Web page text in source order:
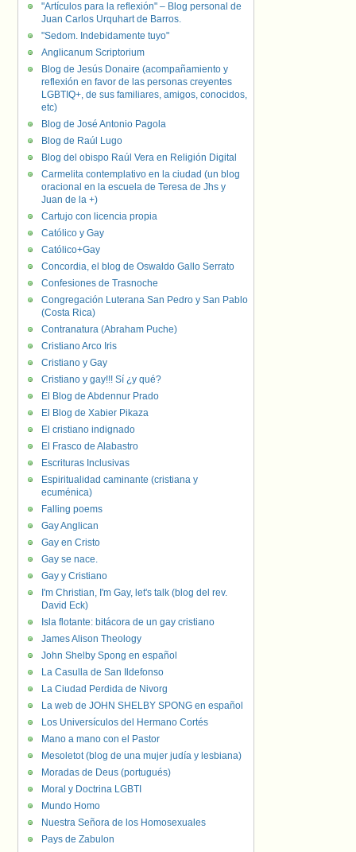
"Artículos para la reflexión" – Blog personal de
Juan Carlos Urquhart de Barros.
"Sedom. Indebidamente tuyo"
Anglicanum Scriptorium
Blog de Jesús Donaire (acompañamiento y
reflexión en favor de las personas creyentes
LGBTIQ+, de sus familiares, amigos, conocidos,
etc)
Blog de José Antonio Pagola
Blog de Raúl Lugo
Blog del obispo Raúl Vera en Religión Digital
Carmelita contemplativo en la ciudad (un blog
oracional en la escuela de Teresa de Jhs y
Juan de la +)
Cartujo con licencia propia
Católico y Gay
Católico+Gay
Concordia, el blog de Oswaldo Gallo Serrato
Confesiones de Trasnoche
Congregación Luterana San Pedro y San Pablo
(Costa Rica)
Contranatura (Abraham Puche)
Cristiano Arco Iris
Cristiano y Gay
Cristiano y gay!!! Sí ¿y qué?
El Blog de Abdennur Prado
El Blog de Xabier Pikaza
El cristiano indignado
El Frasco de Alabastro
Escrituras Inclusivas
Espiritualidad caminante (cristiana y
ecuménica)
Falling poems
Gay Anglican
Gay en Cristo
Gay se nace.
Gay y Cristiano
I'm Christian, I'm Gay, let's talk (blog del rev.
David Eck)
Isla flotante: bitácora de un gay cristiano
James Alison Theology
John Shelby Spong en español
La Casulla de San Ildefonso
La Ciudad Perdida de Nivorg
La web de JOHN SHELBY SPONG en español
Los Universículos del Hermano Cortés
Mano a mano con el Pastor
Mesoletot (blog de una mujer judía y lesbiana)
Moradas de Deus (portugués)
Moral y Doctrina LGBTI
Mundo Homo
Nuestra Señora de los Homosexuales
Pays de Zabulon